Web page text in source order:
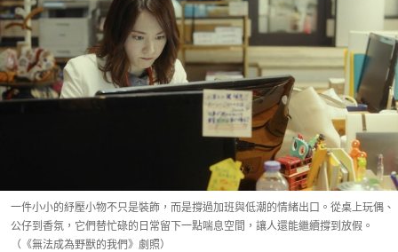
一件小小的紓壓小物不只是裝飾，而是撐過加班與低潮的情緒出口。從桌上玩偶、
公仔到香氛，它們替忙碌的日常留下一點喘息空間，讓人還能繼續撐到放假。
（《無法成為野獸的我們》劇照）